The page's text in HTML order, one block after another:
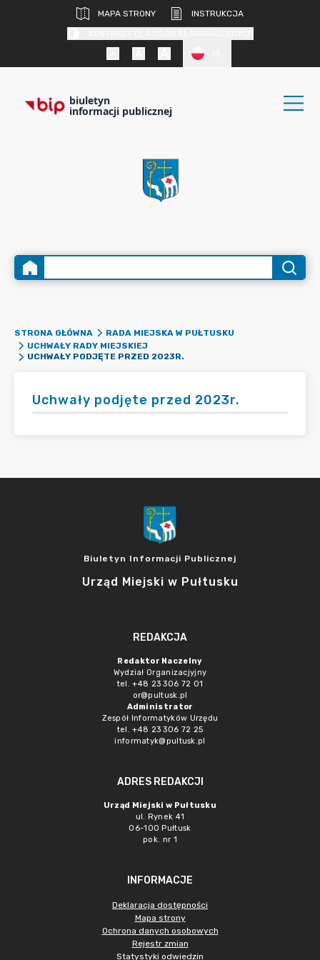
MAPA STRONY
INSTRUKCJA
biuletyn
informacji publicznej
STRONA GŁÓWNA
RADA MIEJSKA W PUŁTUSKU
UCHWAŁY RADY MIEJSKIEJ
UCHWAŁY PODJĘTE PRZED 2023R.
Uchwały podjęte przed 2023r.
Biuletyn Informacji Publicznej
Urząd Miejski w Pułtusku
REDAKCJA
Redaktor Naczelny
Wydział Organizacjyjny
tel. +48 23 306 72 01
or@pultusk.pl
Administrator
Zespół Informatyków Urzędu
tel. +48 23 306 72 25
informatyk@pultusk.pl
ADRES REDAKCJI
Urząd Miejski w Pułtusku
ul. Rynek 41
06-100 Pułtusk
pok. nr 1
INFORMACJE
Deklaracja dostępności
Mapa strony
Ochrona danych osobowych
Rejestr zmian
Statystyki odwiedzin